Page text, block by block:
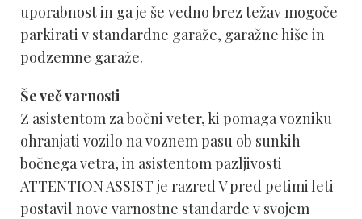
uporabnost in ga je še vedno brez težav mogoče
parkirati v standardne garaže, garažne hiše in
podzemne garaže.
Še več varnosti
Z asistentom za bočni veter, ki pomaga vozniku
ohranjati vozilo na voznem pasu ob sunkih
bočnega vetra, in asistentom pazljivosti
ATTENTION ASSIST je razred V pred petimi leti
postavil nove varnostne standarde v svojem